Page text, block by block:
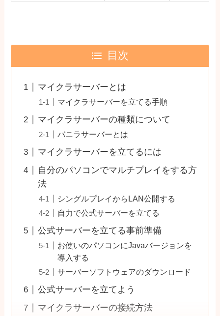
目次
マイクラサーバーとは
マイクラサーバーを立てる手順
マイクラサーバーの種類について
バニラサーバーとは
マイクラサーバーを立てるには
自分のパソコンでマルチプレイをする方
法
シングルプレイからLAN公開する
自力で公式サーバーを立てる
公式サーバーを立てる事前準備
お使いのパソコンにJavaバージョンを
導入する
サーバーソフトウェアのダウンロード
公式サーバーを立てよう
マイクラサーバーの接続方法